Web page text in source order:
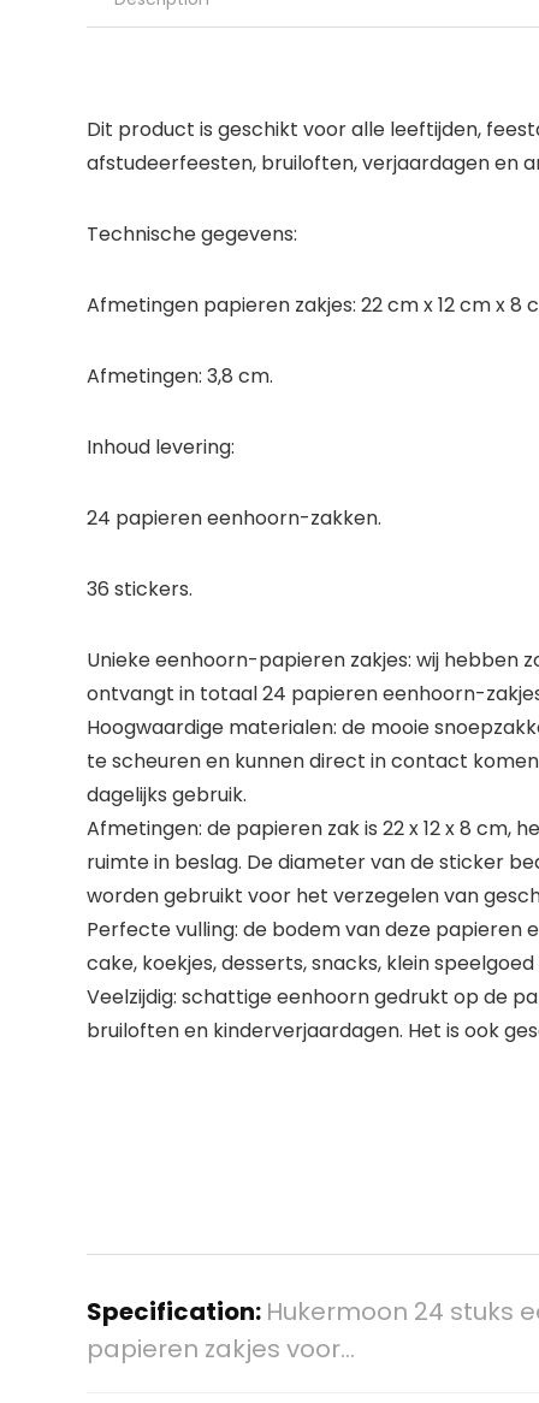
Dit product is geschikt voor alle leeftijden,
afstudeerfeesten, bruiloften, verjaardagen en
Technische gegevens:
Afmetingen papieren zakjes: 22 cm x 12 cm x 8
Afmetingen: 3,8 cm.
Inhoud levering:
24 papieren eenhoorn-zakken.
36 stickers.
Unieke eenhoorn-papieren zakjes: wij hebben
ontvangt in totaal 24 papieren eenhoorn-
Hoogwaardige materialen: de mooie
te scheuren en kunnen direct in contact
dagelijks gebruik.
Afmetingen: de papieren zak is 22 x 12 x 8
ruimte in beslag. De diameter van de sticker
worden gebruikt voor het verzegelen van
Perfecte vulling: de bodem van deze
cake, koekjes, desserts, snacks, klein speelgoed
Veelzijdig: schattige eenhoorn gedrukt op de
bruiloften en kinderverjaardagen. Het is ook
Specification: Hukermoon 24 stuks
papieren zakjes voor…